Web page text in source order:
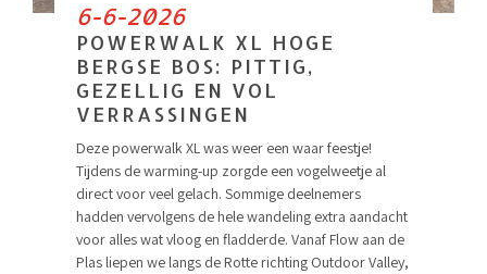
6-6-2026
POWERWALK XL HOGE
BERGSE BOS: PITTIG,
GEZELLIG EN VOL
VERRASSINGEN
Deze powerwalk XL was weer een waar feestje!
Tijdens de warming-up zorgde een vogelweetje al
direct voor veel gelach. Sommige deelnemers
hadden vervolgens de hele wandeling extra aandacht
voor alles wat vloog en fladderde. Vanaf Flow aan de
Plas liepen we langs de Rotte richting Outdoor Valley,